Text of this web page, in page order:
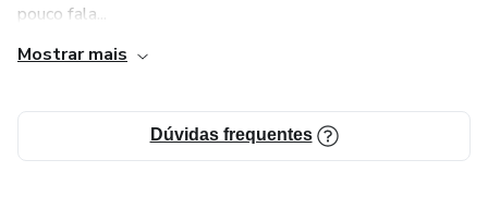
pouco fala...
Mostrar mais
Dúvidas frequentes